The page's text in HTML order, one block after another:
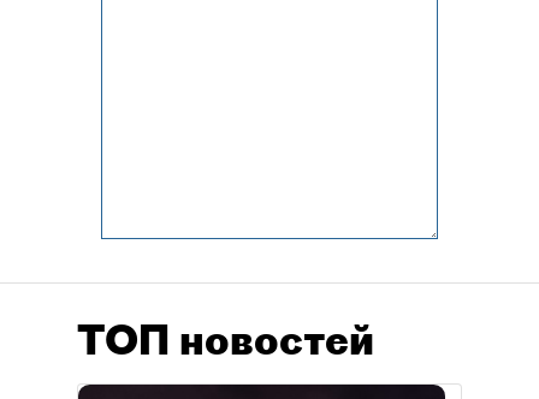
ТОП новостей